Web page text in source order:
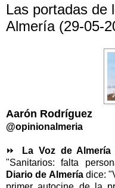
Las portadas de
Almería (29-05-
Aarón Rodríguez
@opinionalmeria
⏩ La Voz de Almería
"Sanitarios: falta
Diario de Almeríadice: